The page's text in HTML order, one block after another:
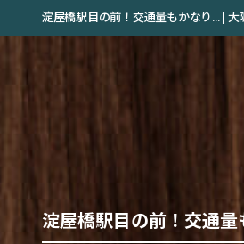
淀屋橋駅目の前！交通量もかなり... |
淀屋橋駅目の前！交通